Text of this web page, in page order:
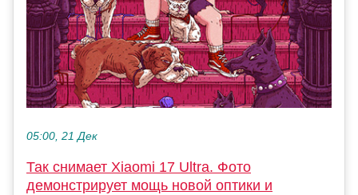
05:00, 21 Дек
Так снимает Xiaomi 17 Ultra. Фото
демонстрирует мощь новой оптики и